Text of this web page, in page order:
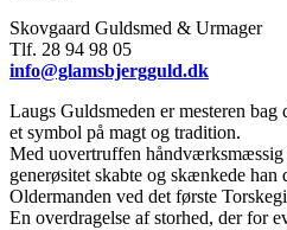
Skovgaard Guldsmed & Urmager
Tlf. 28 94 98 05
info@glamsbjergguld.dk
Laugs Guldsmeden er mesteren
et symbol på magt og tradition.
Med uovertruffen
generøsitet skabte og skænkede
Oldermanden ved det første
En overdragelse af storhed, der for